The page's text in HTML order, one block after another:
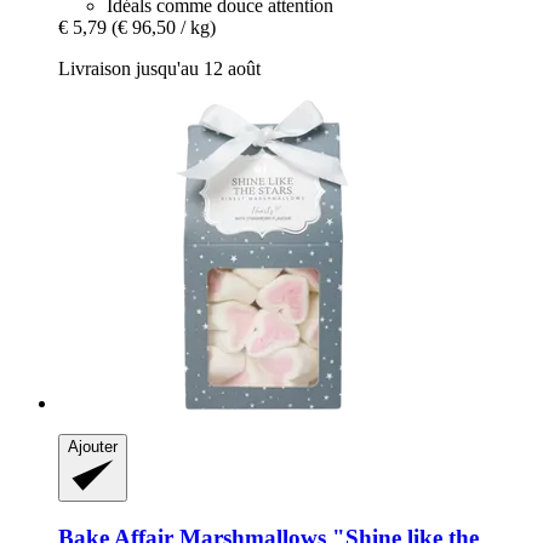
Idéals comme douce attention
€ 5,79 (€ 96,50 / kg)
Livraison jusqu'au 12 août
Ajouter
Bake Affair Marshmallows "Shine like the